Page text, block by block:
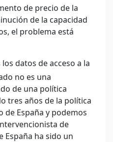
de precio de la
de la capacidad
el problema está
datos de acceso a la
no es una
de una política
tres años de la política
de España y podemos
de
España ha sido un